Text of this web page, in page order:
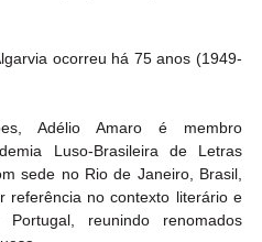
ocorreu há 75 anos (1949-
Adélio Amaro é membro
Luso-Brasileira de Letras
sede no Rio de Janeiro, Brasil,
referência no contexto literário e
reunindo renomados